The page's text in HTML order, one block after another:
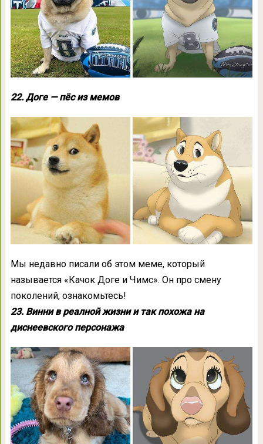
22. Доге — пёс из мемов
Мы недавно писали об этом меме, который
называется «Качок Доге и Чимс». Он про смену
поколений, ознакомьтесь!
23. Винни в реалной жизни и так похожа на
диснеевского персонажа